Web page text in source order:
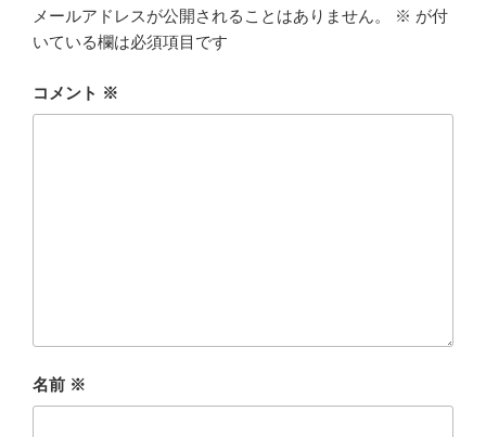
メールアドレスが公開されることはありません。 ※ が付
いている欄は必須項目です
コメント ※
名前 ※